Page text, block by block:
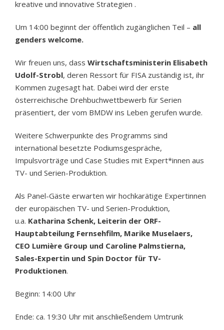
kreative und innovative Strategien .
Um 14:00 beginnt der öffentlich zugänglichen Teil – all
genders welcome.
Wir freuen uns, dass Wirtschaftsministerin Elisabeth
Udolf-Strobl, deren Ressort für FISA zuständig ist, ihr
Kommen zugesagt hat. Dabei wird der erste
österreichische Drehbuchwettbewerb für Serien
präsentiert, der vom BMDW ins Leben gerufen wurde.
Weitere Schwerpunkte des Programms sind
international besetzte Podiumsgespräche,
Impulsvorträge und Case Studies mit Expert*innen aus
TV- und Serien-Produktion.
Als Panel-Gäste erwarten wir hochkarätige Expertinnen
der europäischen TV- und Serien-Produktion,
u.a. Katharina Schenk, Leiterin der ORF-
Hauptabteilung Fernsehfilm, Marike Muselaers,
CEO Lumière Group und Caroline Palmstierna,
Sales-Expertin und Spin Doctor für TV-
Produktionen.
Beginn: 14:00 Uhr
Ende: ca. 19:30 Uhr mit anschließendem Umtrunk